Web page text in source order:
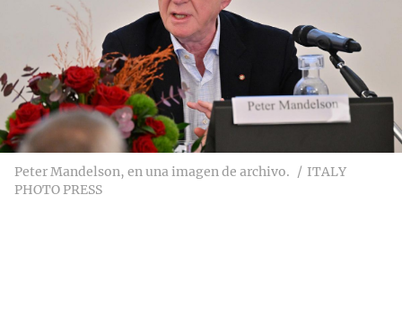
Peter Mandelson, en una imagen de archivo.
ITALY
PHOTO PRESS